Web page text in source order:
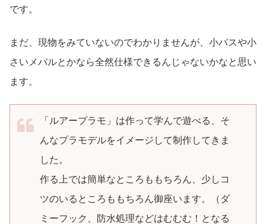
です。
まだ、現物をみていないのでわかりませんが、小バスや小
さいメバルとかなら全然仕様できるんじゃないかなと思い
ます。
「ルアープラモ」は作って学んで遊べる、そ
んなプラモデルをイメージして制作してきま
した。
作る上では簡単なところももちろん、少しコ
ツのいるところももちろん御座います。（ダ
ミーフック、防水処理などはむむむ！となる